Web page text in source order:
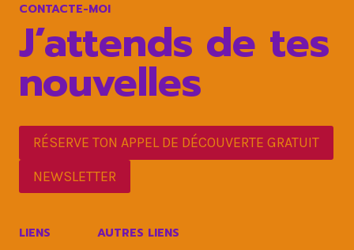
CONTACTE-MOI
J’attends de tes
nouvelles
RÉSERVE TON APPEL DE DÉCOUVERTE GRATUIT
NEWSLETTER
LIENS AUTRES LIENS